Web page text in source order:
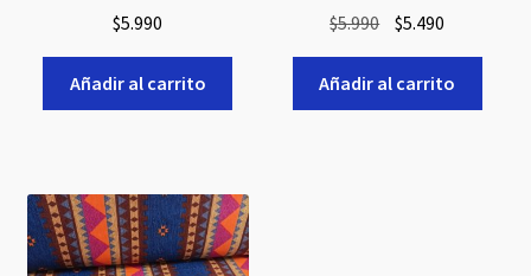
$5.990
Añadir al carrito
$5.990 El
original
era:
$5.490
actual
es:
Añadir al carrito